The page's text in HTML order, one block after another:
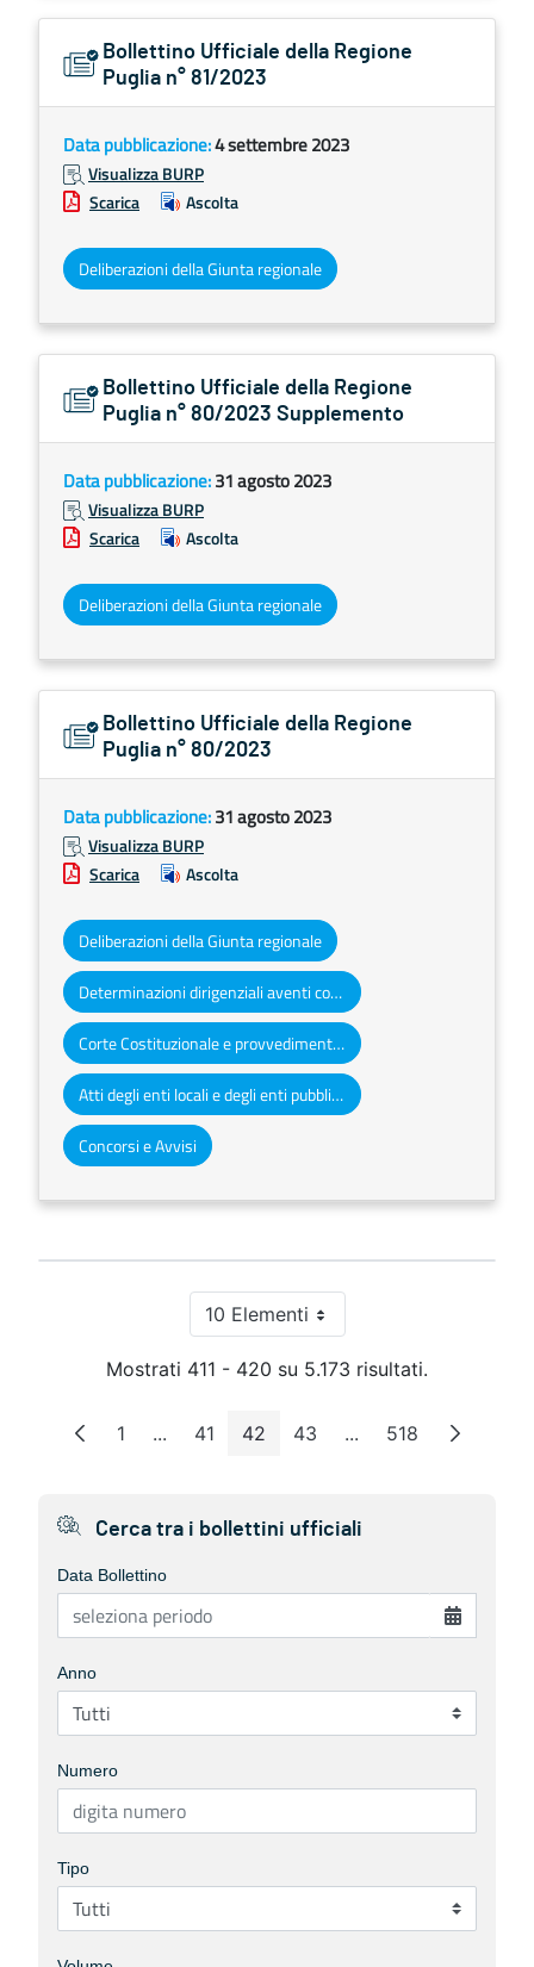
Bollettino Ufficiale della Regione
Puglia n° 81/2023
Data pubblicazione:4 settembre 2023
Visualizza BURP
Scarica
Ascolta
Deliberazioni della Giunta regionale
Bollettino Ufficiale della Regione
Puglia n° 80/2023 Supplemento
Data pubblicazione:31 agosto 2023
Visualizza BURP
Scarica
Ascolta
Deliberazioni della Giunta regionale
Bollettino Ufficiale della Regione
Puglia n° 80/2023
Data pubblicazione:31 agosto 2023
Visualizza BURP
Scarica
Ascolta
Deliberazioni della Giunta regionale
Determinazioni dirigenziali aventi contenuto di interesse generale
Corte Costituzionale e provvedimenti organi giurisdizionali
Atti degli enti locali e degli enti pubblici e privati
Concorsi e Avvisi
10 ElementiPer pagina
Mostrati 411 - 420 su 5.173 risultati.
Pagina
1 ...Pagine intermedie
Pagina
41 Pagina
42 Pagina
43 ...Pagine intermedie
Pagina
518
Cerca tra i bollettini ufficiali
Data Bollettino
Anno
Numero
Tipo